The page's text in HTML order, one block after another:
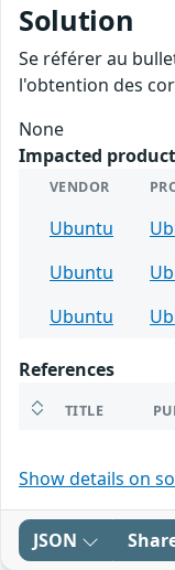
Solution
Se référer au
l'obtention des
None
Impacted
VENDOR
Ubuntu
Ubuntu
Ubuntu
References
TITLE
Show details on
JSON